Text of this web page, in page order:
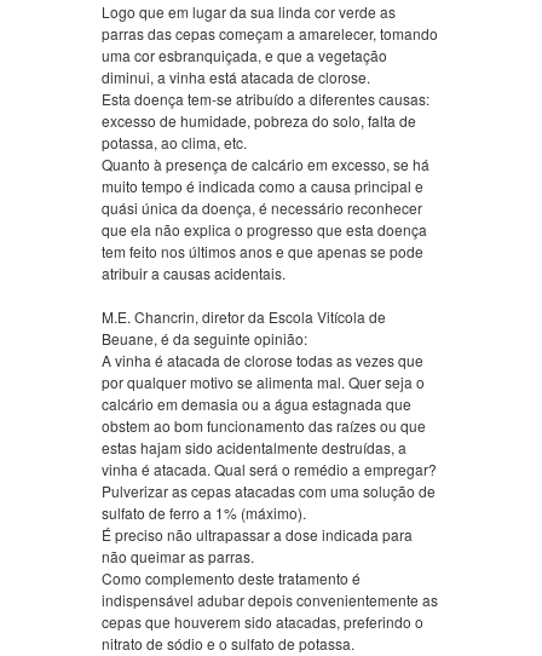
Logo que em lugar da sua linda cor verde as
parras das cepas começam a amarelecer, tomando
uma cor esbranquiçada, e que a vegetação
diminui, a vinha está atacada de clorose.
Esta doença tem-se atribuído a diferentes causas:
excesso de humidade, pobreza do solo, falta de
potassa, ao clima, etc.
Quanto à presença de calcário em excesso, se há
muito tempo é indicada como a causa principal e
quási única da doença, é necessário reconhecer
que ela não explica o progresso que esta doença
tem feito nos últimos anos e que apenas se pode
atribuir a causas acidentais.
M.E. Chancrin, diretor da Escola Vitícola de
Beuane, é da seguinte opinião:
A vinha é atacada de clorose todas as vezes que
por qualquer motivo se alimenta mal. Quer seja o
calcário em demasia ou a água estagnada que
obstem ao bom funcionamento das raízes ou que
estas hajam sido acidentalmente destruídas, a
vinha é atacada. Qual será o remédio a empregar?
Pulverizar as cepas atacadas com uma solução de
sulfato de ferro a 1% (máximo).
É preciso não ultrapassar a dose indicada para
não queimar as parras.
Como complemento deste tratamento é
indispensável adubar depois convenientemente as
cepas que houverem sido atacadas, preferindo o
nitrato de sódio e o sulfato de potassa.